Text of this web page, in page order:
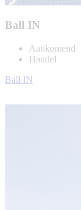
Ball IN
Aankomend
Handel
Ball IN